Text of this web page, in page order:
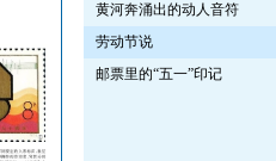
黄河奔涌出的动人音符
劳动节说
邮票里的“五一”印记